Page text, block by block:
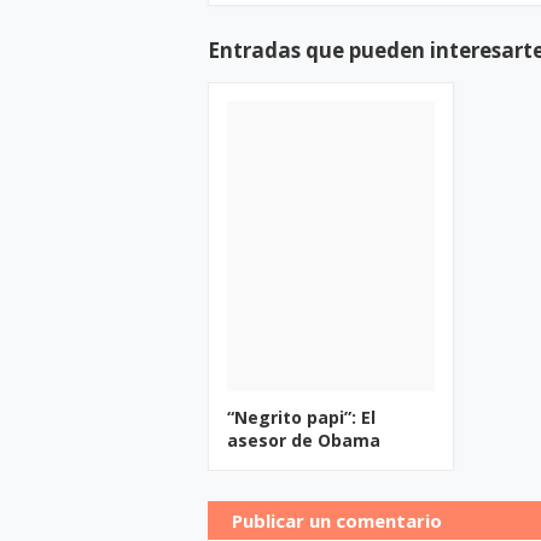
Entradas que pueden
“Negrito papi”: El
asesor de Obama
Publicar un comentario